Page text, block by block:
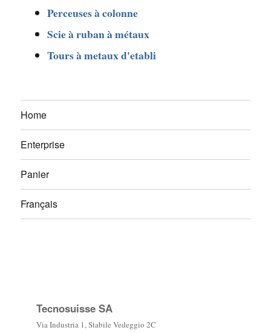
Perceuses à colonne
Scie à ruban à métaux
Tours à metaux d'etabli
Home
Enterprise
Panier
Français
Tecnosuisse SA
Via Industria 1, Stabile Vedeggio 2C